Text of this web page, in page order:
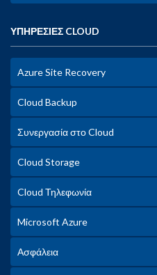
ΥΠΗΡΕΣΙΕΣ CLOUD
Azure Site Recovery
Cloud Backup
Συνεργασία στο Cloud
Cloud Storage
Cloud Τηλεφωνία
Microsoft Azure
Ασφάλεια